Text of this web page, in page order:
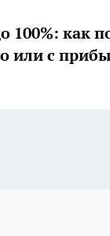
100%: как
или с